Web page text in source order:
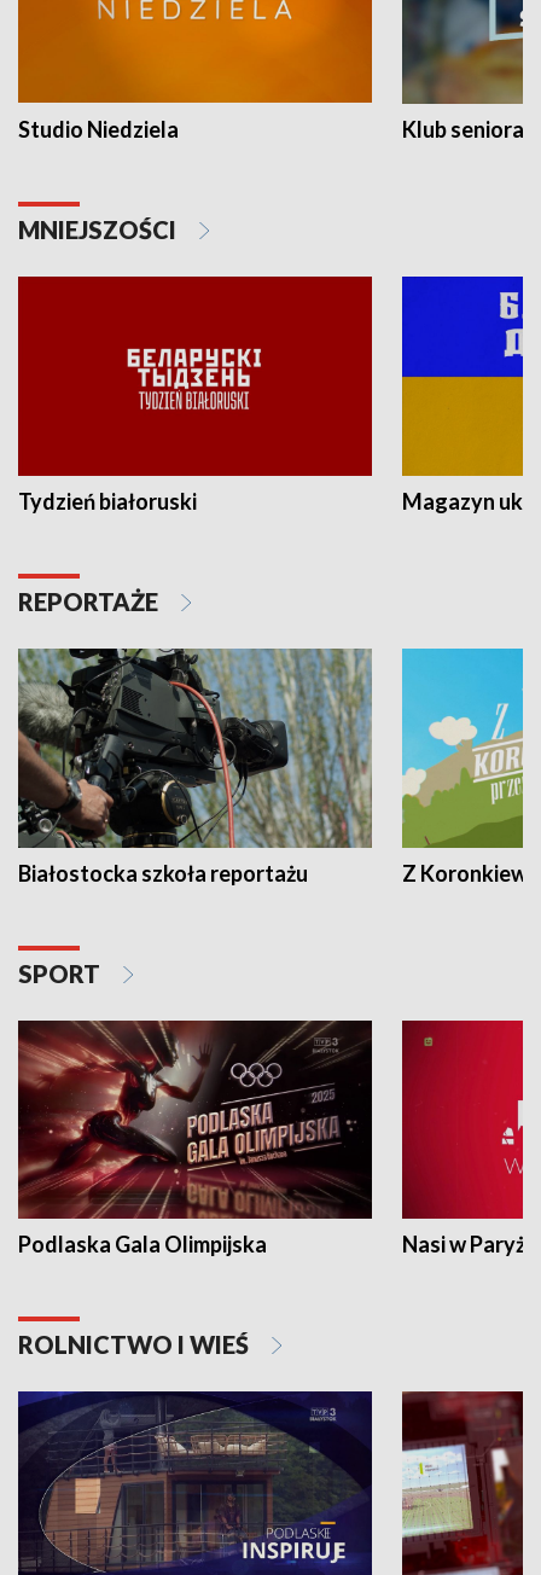
Studio Niedziela Klub seniora
MNIEJSZOŚCI
Tydzień białoruski Magazyn
REPORTAŻE
Białostocka szkoła reportażu Z
SPORT
Podlaska Gala Olimpijska Nasi w Paryżu
ROLNICTWO I WIEŚ